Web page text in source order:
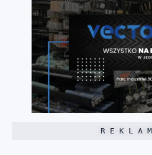
R E K L A